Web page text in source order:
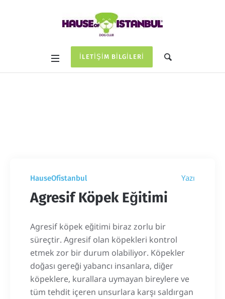
İLETIŞIM BILGILERI
HauseOfistanbul Yazı
Agresif Köpek Eğitimi
Agresif köpek eğitimi biraz zorlu bir
süreçtir. Agresif olan köpekleri kontrol
etmek zor bir durum olabiliyor. Köpekler
doğası gereği yabancı insanlara, diğer
köpeklere, kurallara uymayan bireylere ve
tüm tehdit içeren unsurlara karşı saldırgan